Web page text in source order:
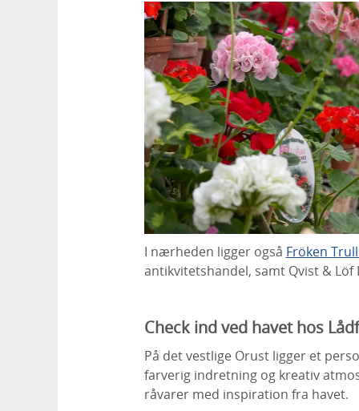
I nærheden ligger også Fröken
antikvitetshandel, samt Qvist &
Check ind ved havet hos
På det vestlige Orust ligger et
farverig indretning og kreativ
råvarer med inspiration fra havet.